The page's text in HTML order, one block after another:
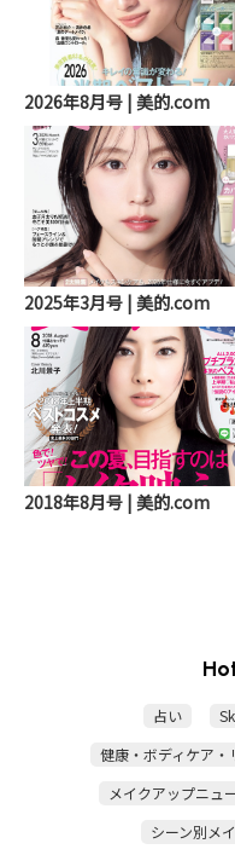
2026年8月号 | 美的.com
2025年3月号 | 美的.com
2018年8月号 | 美的.com
占い
健康・ボディケア・
メイクアップニュ
シーン別メ